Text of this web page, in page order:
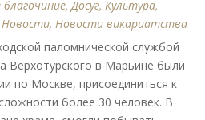
благочиние,Досуг,Культура,
Новости,Новости викариатства
паломнической службой
Верхотурского в Марьине были
по Москве, присоединиться к
более 30 человек. В